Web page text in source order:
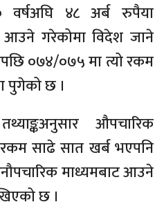
४८ अर्ब रुपैया
आउने गरेकोमा विदेश जाने
०७४/०७५ मा त्यो रकम
पुगेको छ ।
औपचारिक
साढे सात खर्ब भएपनि
माध्यमबाट आउने
छ ।